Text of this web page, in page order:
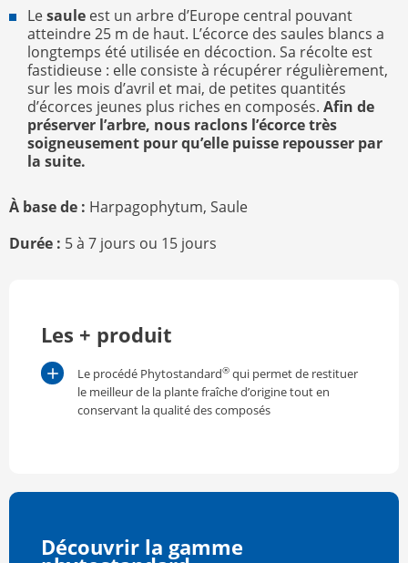
Lesaule est un arbre d’Europe central pouvant
atteindre 25 m de haut. L’écorce des saules blancs a
longtemps été utilisée en décoction. Sa récolte est
fastidieuse : elle consiste à récupérer régulièrement,
sur les mois d’avril et mai, de petites quantités
d’écorces jeunes plus riches en composés. Afin de
préserver l’arbre, nous raclons l’écorce très
soigneusement pour qu’elle puisse repousser par
la suite.
À base de : Harpagophytum, Saule
Durée : 5 à 7 jours ou 15 jours
Les + produit
Le procédé Phytostandard® qui permet de restituer
le meilleur de la plante fraîche d’origine tout en
conservant la qualité des composés
Découvrir la gamme